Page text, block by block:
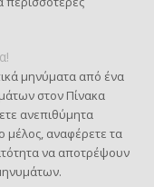
μηνύματα από ένα
στον Πίνακα
ανεπιθύμητα
αναφέρετε τα
να αποτρέψουν